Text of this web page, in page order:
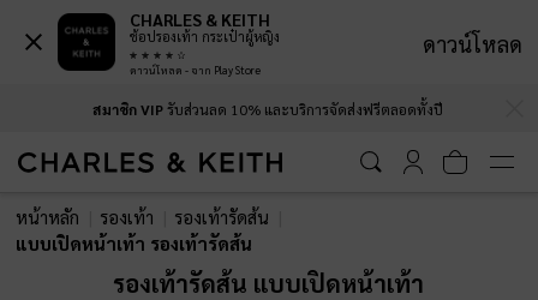
สมาชิก VIPรับส่วนลด 10% และบริการจัดส่งฟรีตลอดทั้งปี
สมาชิก VIP รับส่วนลด 10% และบริการจัดส่งฟรีตลอดทั้งปี
หน้าหลัก รองเท้า
รองเท้ารัดส้น
แบบเปิดหน้าเท้า รองเท้ารัดส้น
รองเท้ารัดส้น แบบเปิดหน้าเท้า
CHARLES & KEITH
ช้อปรองเท้า กระเป๋าผู้หญิง
ดาวน์โหลด - จาก Play Store
ดาวน์โหลด